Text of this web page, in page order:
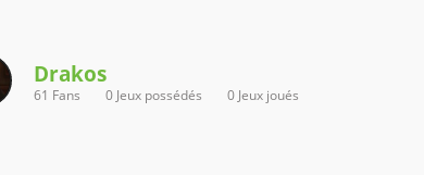
Drakos
61 Fans 0 Jeux possédés 0 Jeux joués